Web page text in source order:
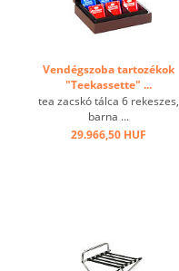
Vendégszoba tartozékok
"Teekassette" ...
tea zacskó tálca 6 rekeszes,
barna ...
29.966,50 HUF